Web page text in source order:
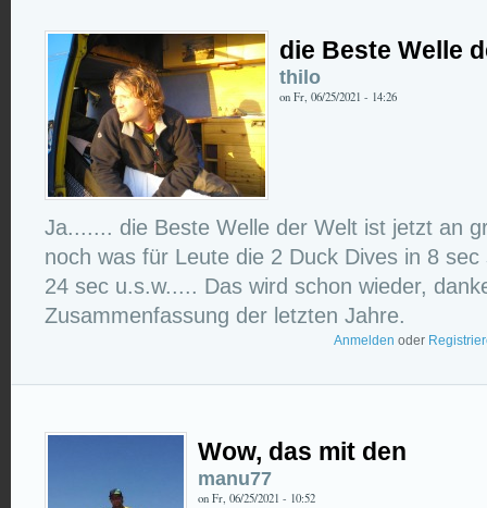
die Beste Welle
thilo
on Fr, 06/25/2021 - 14:26
Ja....... die Beste Welle der Welt ist jetzt an
noch was für Leute die 2 Duck Dives in 8
24 sec u.s.w..... Das wird schon wieder,
Zusammenfassung der letzten Jahre.
Anmelden oder
Wow, das mit den
manu77
on Fr, 06/25/2021 - 10:52